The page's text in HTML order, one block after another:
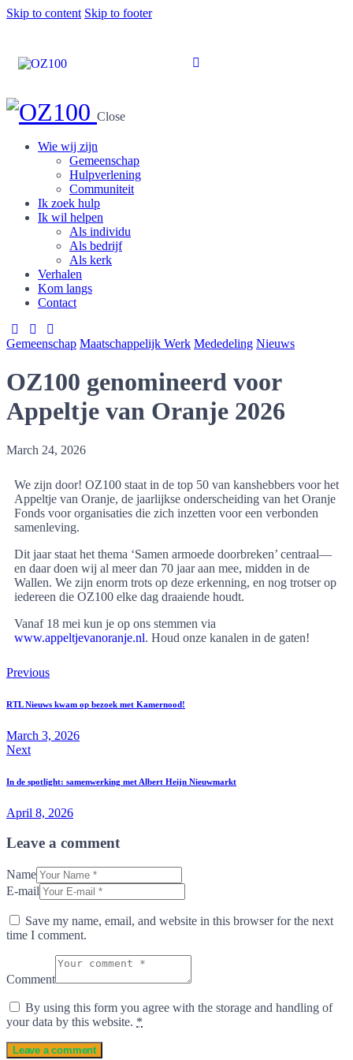
Skip to content Skip to footer
Close
Wie wij zijn
Gemeenschap
Hulpverlening
Communiteit
Ik zoek hulp
Ik wil helpen
Als individu
Als bedrijf
Als kerk
Verhalen
Kom langs
Contact
Gemeenschap Maatschappelijk Werk Mededeling Nieuws
OZ100 genomineerd voor
Appeltje van Oranje 2026
March 24, 2026
We zijn door! OZ100 staat in de top 50 van kanshebbers voor het
Appeltje van Oranje, de jaarlijkse onderscheiding van het Oranje
Fonds voor organisaties die zich inzetten voor een verbonden
samenleving.
Dit jaar staat het thema ‘Samen armoede doorbreken’ centraal—
en daar doen wij al meer dan 70 jaar aan mee, midden in de
Wallen. We zijn enorm trots op deze erkenning, en nog trotser op
iedereen die OZ100 elke dag draaiende houdt.
Vanaf 18 mei kun je op ons stemmen via
www.appeltjevanoranje.nl. Houd onze kanalen in de gaten!
Previous
RTL Nieuws kwam op bezoek met Kamernood!
March 3, 2026
Next
In de spotlight: samenwerking met Albert Heijn Nieuwmarkt
April 8, 2026
Leave a comment
Name
E-mail
Save my name, email, and website in this browser for the next
time I comment.
Comment
By using this form you agree with the storage and handling of
your data by this website. *